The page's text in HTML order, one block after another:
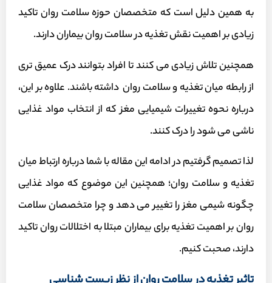
به همین دلیل است که متخصصان حوزه سلامت روان تاکید
زیادی بر اهمیت نقش تغذیه در سلامت روان بیماران دارند.
همچنین تلاش زیادی می کنند تا افراد بتوانند درک عمیق تری
از رابطه میان تغذیه و سلامت روان داشته باشند. علاوه بر این،
درباره نحوه تغییرات شیمیایی مغز که از انتخاب مواد غذایی
ناشی می شود را درک کنند.
لذا تصمیم گرفتیم در ادامه این مقاله با شما درباره ارتباط میان
تغذیه و سلامت روان؛ همچنین این موضوع که مواد غذایی
چگونه شیمی مغز را تغییر می دهد و چرا متخصصان سلامت
روان بر اهمیت تغذیه برای بیماران مبتلا به اختلالات روان تاکید
دارند، صحبت کنیم.